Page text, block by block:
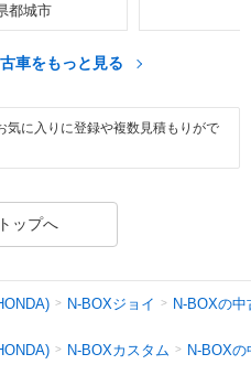
都城市
車をもっと見る
気に入りに登録や複数見積もりがで
ップへ
N-BOXジョイ N-BOXの中
N-BOXカスタム N-BOXの